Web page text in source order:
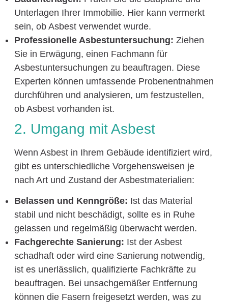
Unterlagen Ihrer Immobilie. Hier kann vermerkt
sein, ob Asbest verwendet wurde.
Professionelle Asbestuntersuchung: Ziehen
Sie in Erwägung, einen Fachmann für
Asbestuntersuchungen zu beauftragen. Diese
Experten können umfassende Probenentnahmen
durchführen und analysieren, um festzustellen,
ob Asbest vorhanden ist.
2. Umgang mit Asbest
Wenn Asbest in Ihrem Gebäude identifiziert wird,
gibt es unterschiedliche Vorgehensweisen je
nach Art und Zustand der Asbestmaterialien:
Belassen und Kenngröße: Ist das Material
stabil und nicht beschädigt, sollte es in Ruhe
gelassen und regelmäßig überwacht werden.
Fachgerechte Sanierung: Ist der Asbest
schadhaft oder wird eine Sanierung notwendig,
ist es unerlässlich, qualifizierte Fachkräfte zu
beauftragen. Bei unsachgemäßer Entfernung
können die Fasern freigesetzt werden, was zu